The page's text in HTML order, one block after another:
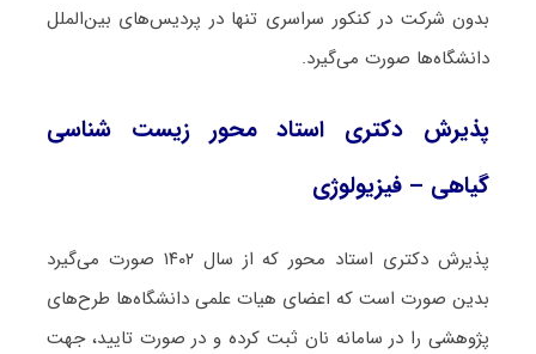
بدون شرکت در کنکور سراسری تنها در پردیس‌های بین‌الملل
دانشگاه‌ها صورت می‌گیرد.
پذیرش دکتری استاد محور زیست ‌شناسی
گیاهی – فیزیولوژی
پذیرش دکتری استاد محور که از سال ۱۴۰۲ صورت می‌گیرد
بدین صورت است که اعضای هیات علمی دانشگاه‌ها طرح‌های
پژوهشی را در سامانه نان ثبت کرده و در صورت تایید، جهت